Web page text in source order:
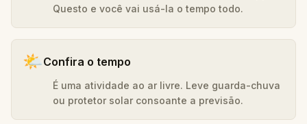
Questo e você vai usá-la o tempo todo.
🌤️Confira o tempo
É uma atividade ao ar livre. Leve guarda-chuva
ou protetor solar consoante a previsão.